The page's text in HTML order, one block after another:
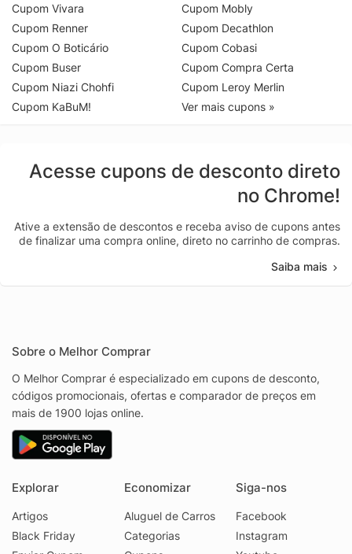
Cupom Vivara
Cupom Renner
Cupom O Boticário
Cupom Buser
Cupom Niazi Chohfi
Cupom KaBuM!
Cupom Mobly
Cupom Decathlon
Cupom Cobasi
Cupom Compra Certa
Cupom Leroy Merlin
Ver mais cupons »
Acesse cupons de desconto direto
no Chrome!
Ative a extensão de descontos e receba aviso de cupons antes
de finalizar uma compra online, direto no carrinho de compras.
Saiba mais
Sobre o Melhor Comprar
O Melhor Comprar é especializado em cupons de desconto,
códigos promocionais, ofertas e comparador de preços em
mais de 1900 lojas online.
Explorar
Artigos
Black Friday
Economizar
Aluguel de Carros
Categorias
Siga-nos
Facebook
Instagram